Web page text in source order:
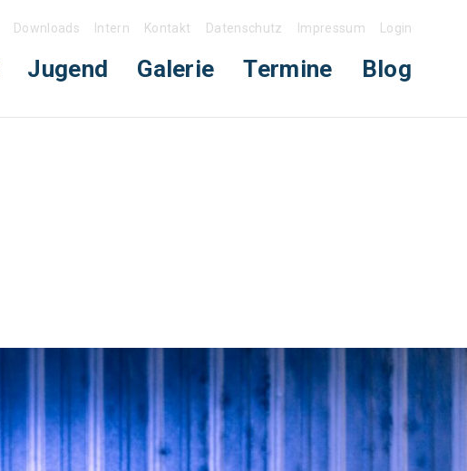
Downloads Intern Kontakt Datenschutz Impressum Login
Jugend Galerie Termine Blog